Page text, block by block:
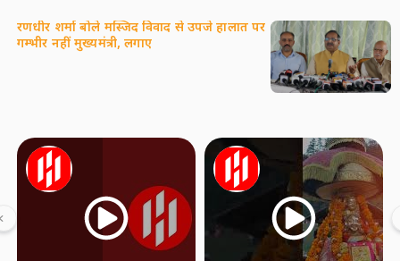
रणधीर शर्मा बोले मस्जिद विवाद से उपजे हालात पर
गम्भीर नहीं मुख्यमंत्री, लगाए